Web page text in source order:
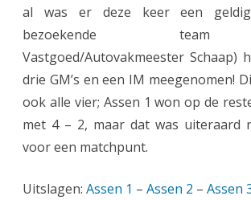
:
b
l
a
n
al was er deze keer een
bezoekende team
Vastgoed/Autovakmeester Schaap)
drie GM’s en een IM meegenomen!
ook alle vier; Assen 1 won op de
met 4 – 2, maar dat was uiteraard
voor een matchpunt.
Uitslagen: Assen 1 – Assen 2 – Assen